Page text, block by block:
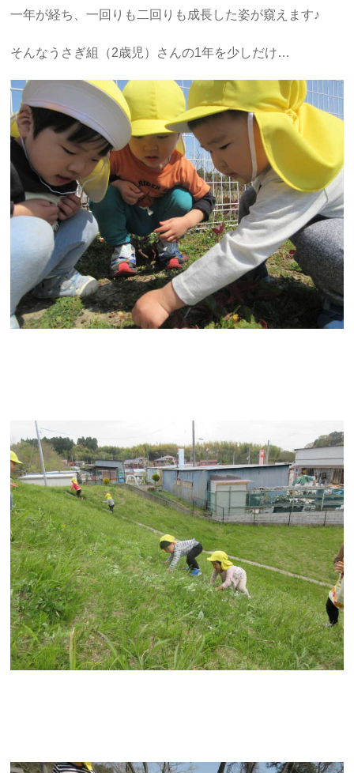
一年が経ち、一回りも二回りも成長した姿が窺えます♪
そんなうさぎ組（2歳児）さんの1年を少しだけ…